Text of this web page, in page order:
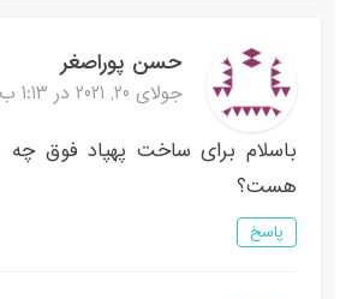
حسن پوراصغر
جولای 20, 2021 در 1:13 ب.ظ
باسلام برای ساخت پهپاد فوق چه
هست؟
پاسخ